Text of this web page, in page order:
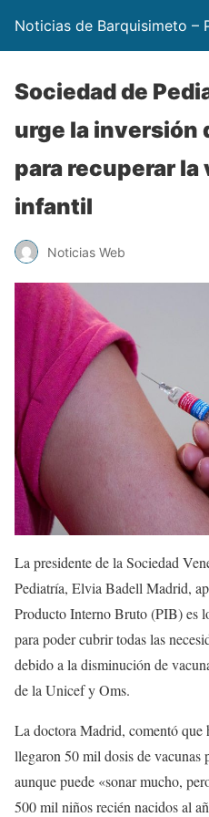
Noticias de Barquisimeto –
Sociedad de
urge la inversión
para recuperar
infantil
Noticias Web
La presidente de la Sociedad
Pediatría, Elvia Badell Madrid,
Producto Interno Bruto (PIB) es
para poder cubrir todas las
debido a la disminución de
de la Unicef y Oms.
La doctora Madrid, comentó que
llegaron 50 mil dosis de
aunque puede «sonar mucho,
500 mil niños recién nacidos al